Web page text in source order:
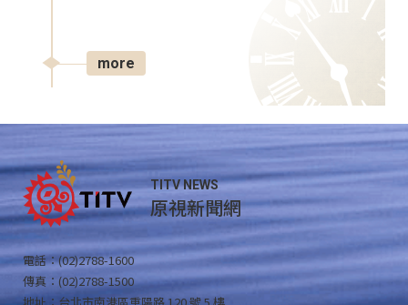
more
TITV NEWS
原視新聞網
電話：(02)2788-1600
傳真：(02)2788-1500